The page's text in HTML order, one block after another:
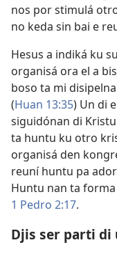
nos por stimulá
no keda sin bai e
Hesus a indiká ku
organisá ora el a
boso ta mi
(Huan 13:35) Un di
siguidónan di
ta huntu ku otro
organisá den
reuní huntu pa
Huntu nan ta
1 Pedro 2:17.
Djis ser parti di